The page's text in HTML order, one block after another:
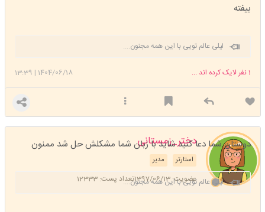
بیفته
لیلی عالم تویی با این همه مجنون....
1404/06/18
|
13:39 1نفر لایک کرده اند ...
دختر_زمستانی
مدیر استارتر
عضویت: 1397/06/13 تعداد پست: 12333
دوستان شما دعا کنید شاید با زبان شما مشکلش حل شد ممنون
لیلی عالم تویی با این همه مجنون....